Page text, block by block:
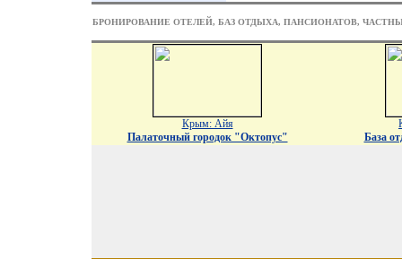
БРОНИРОВАНИЕ ОТЕЛЕЙ, БАЗ ОТДЫХА, ПАНСИОНАТОВ,
Крым: Айя
Палаточный городок "Октопус"
База